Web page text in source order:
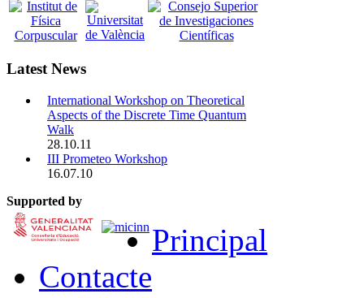
Latest News
International Workshop on Theoretical
Aspects of the Discrete Time Quantum
Walk
28.10.11
III Prometeo Workshop
16.07.10
Supported by
Principal
Contacte